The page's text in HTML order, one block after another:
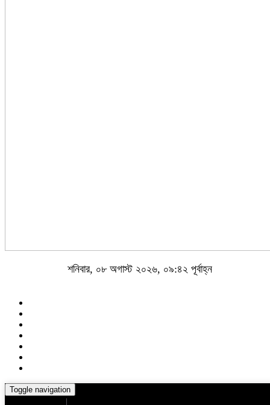
শনিবার, ০৮ অগাস্ট ২০২৬, ০৯:৪২ পূর্বাহ্ন
Toggle navigation